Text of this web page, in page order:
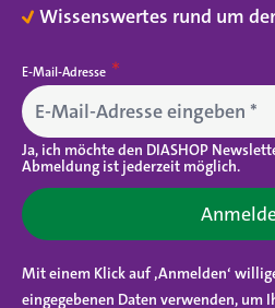
Wissenswertes rund um
E-Mail-Adresse
Ja, ich möchte den DIASHOP
Abmeldung ist jederzeit möglich.
Mit einem Klick auf ‚Anmelden‘
eingegebenen Daten verwenden, um